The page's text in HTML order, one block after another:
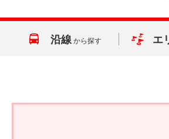
沿線 から探す エ